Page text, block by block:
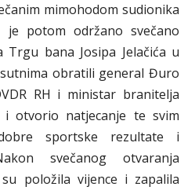
mimohodom sudionika
je potom održano svečano
Trgu bana Josipa Jelačića u
obratili general Đuro
RH i ministar branitelja
otvorio natjecanje te svim
sportske rezultate i
svečanog otvaranja
položila vijence i zapalila